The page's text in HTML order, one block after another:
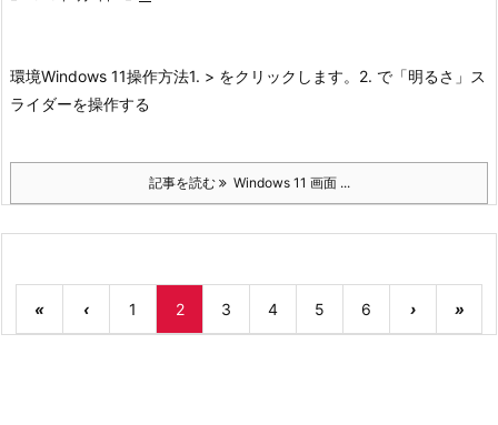
環境Windows 11操作方法1. > をクリックします。 2. で「明るさ」ス
ライダーを操作する
記事を読む Windows 11 画面 ...
« ‹ 1 2 3 4 5 6 › »